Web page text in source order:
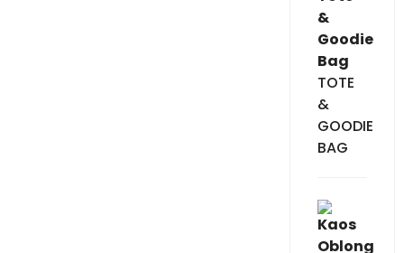
TOTE
&
GOODIE
BAG